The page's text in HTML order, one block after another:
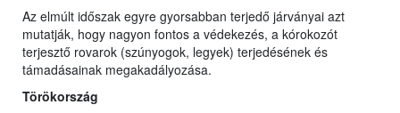
Az elmúlt időszak egyre gyorsabban terjedő járványai azt
mutatják, hogy nagyon fontos a védekezés, a kórokozót
terjesztő rovarok (szúnyogok, legyek) terjedésének és
támadásainak megakadályozása.
Törökország